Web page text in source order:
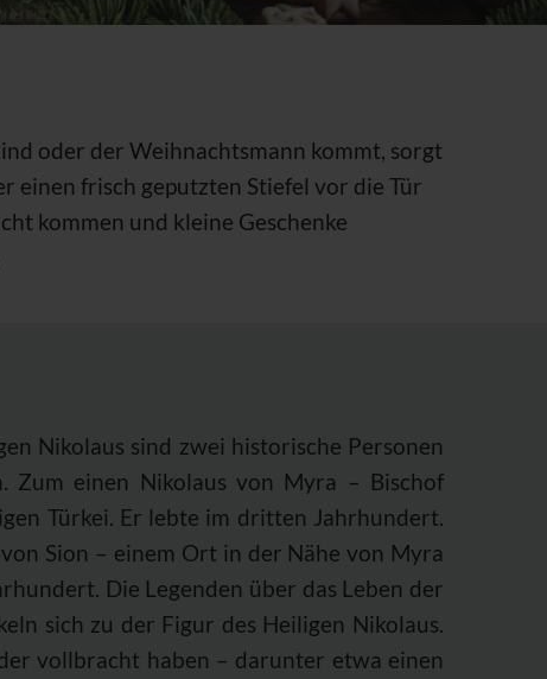
oder der Weihnachtsmann kommt, sorgt
einen frisch geputzten Stiefel vor die Tür
kommen und kleine Geschenke
Nikolaus sind zwei historische Personen
Zum einen Nikolaus von Myra – Bischof
Türkei. Er lebte im dritten Jahrhundert.
Sion – einem Ort in der Nähe von Myra
Die Legenden über das Leben der
sich zu der Figur des Heiligen Nikolaus.
vollbracht haben – darunter etwa einen